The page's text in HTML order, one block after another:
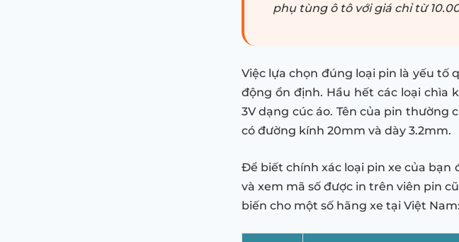
phụ tùng ô tô với giá chỉ từ
Việc lựa chọn đúng loại pin là yếu
động ổn định. Hầu hết các loại chìa
3V dạng cúc áo. Tên của pin thường
có đường kính 20mm và dày 3.2mm.
Để biết chính xác loại pin xe của
và xem mã số được in trên viên pin
biến cho một số hãng xe tại Việt Nam: